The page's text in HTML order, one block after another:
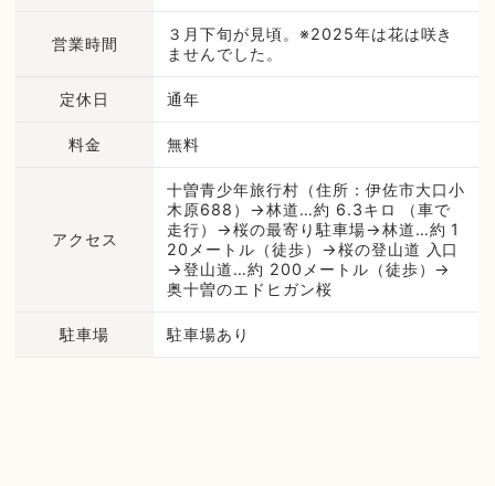
営業時間
３月下旬が見頃。※2025年は花は咲き
ませんでした。
定休日 通年
料金 無料
アクセス
十曽青少年旅行村（住所：伊佐市大口小
木原688）→林道…約 6.3キロ （車で
走行）→桜の最寄り駐車場→林道…約 1
20メートル（徒歩）→桜の登山道 入口
→登山道…約 200メートル（徒歩）→
奥十曽のエドヒガン桜
駐車場 駐車場あり